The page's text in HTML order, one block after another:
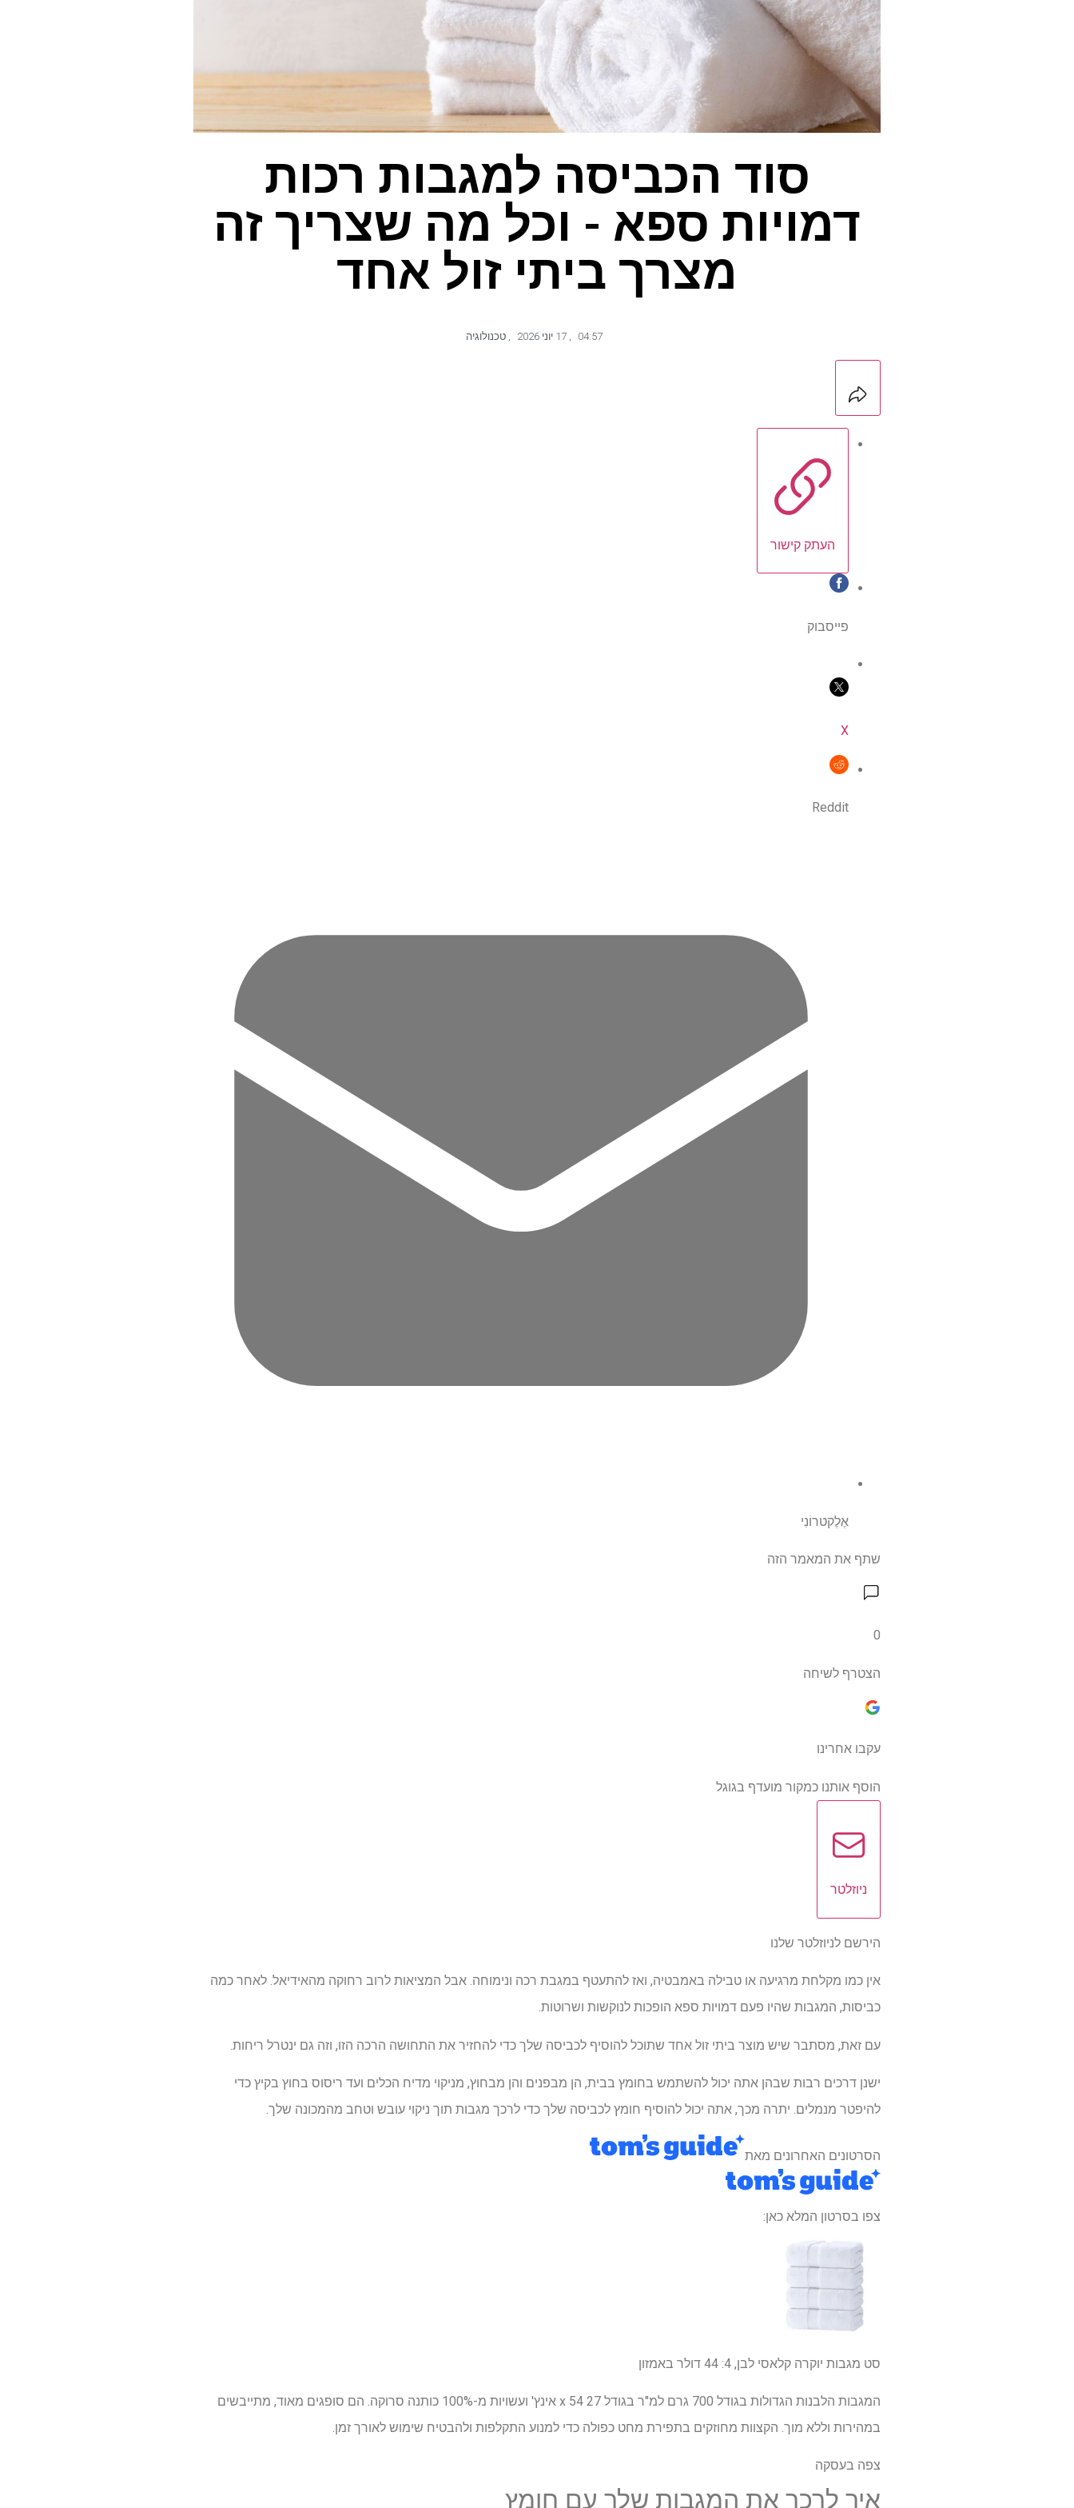
סוד הכביסה למגבות רכות
דמויות ספא ​​- וכל מה שצריך זה
מצרך ביתי זול אחד
04:57
, 17 יוני 2026 , טכנולוגיה
העתק קישור
פייסבוק
X
Reddit
אֶלֶקטרוֹנִי
שתף את המאמר הזה
0
הצטרף לשיחה
עקבו אחרינו
הוסף אותנו כמקור מועדף בגוגל
ניוזלטר
הירשם לניוזלטר שלנו
אין כמו מקלחת מרגיעה או טבילה באמבטיה, ואז להתעטף במגבת רכה ונימוחה. אבל המציאות לרוב רחוקה מהאידיאל. לאחר כמה
כביסות, המגבות שהיו פעם דמויות ספא ​​הופכות לנוקשות ושרוטות.
עם זאת, מסתבר שיש מוצר ביתי זול אחד שתוכל להוסיף לכביסה שלך כדי להחזיר את התחושה הרכה הזו, וזה גם ינטרל ריחות.
ישנן דרכים רבות שבהן אתה יכול להשתמש בחומץ בבית, הן מבפנים והן מבחוץ, מניקוי מדיח הכלים ועד ריסוס בחוץ בקיץ כדי
להיפטר מנמלים. יתרה מכך, אתה יכול להוסיף חומץ לכביסה שלך כדי לרכך מגבות תוך ניקוי עובש וטחב מהמכונה שלך.
הסרטונים האחרונים מאת
צפו בסרטון המלא כאן:
סט מגבות יוקרה קלאסי לבן, 4: 44 דולר באמזון
המגבות הלבנות הגדולות בגודל 700 גרם למ"ר בגודל 27 x 54 אינץ' ועשויות מ-100% כותנה סרוקה. הם סופגים מאוד, מתייבשים
במהירות וללא מוך. הקצוות מחוזקים בתפירת מחט כפולה כדי למנוע התקלפות ולהבטיח שימוש לאורך זמן.
צפה בעסקה
איך לרכך את המגבות שלך עם חומץ